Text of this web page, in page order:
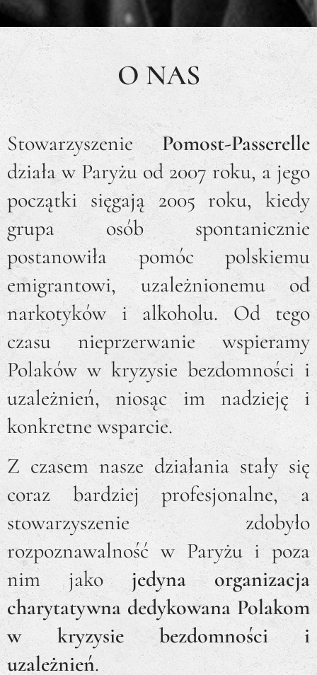
O NAS
StowarzyszeniePomost-Passerelle
działa w Paryżu od 2007 roku, a jego
początki sięgają 2005 roku, kiedy
grupa osób spontanicznie
postanowiła pomóc polskiemu
emigrantowi, uzależnionemu od
narkotyków i alkoholu. Od tego
czasu nieprzerwanie wspieramy
Polaków w kryzysie bezdomności i
uzależnień, niosąc im nadzieję i
konkretne wsparcie.
Z czasem nasze działania stały się
coraz bardziej profesjonalne, a
stowarzyszenie zdobyło
rozpoznawalność w Paryżu i poza
nim jako jedyna organizacja
charytatywna dedykowana Polakom
w kryzysie bezdomności i
uzależnień.